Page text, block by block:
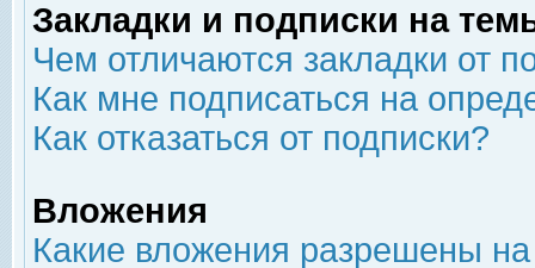
Закладки и подписки на
Чем отличаются закладки от
Как мне подписаться на
Как отказаться от подписки?
Вложения
Какие вложения разрешены